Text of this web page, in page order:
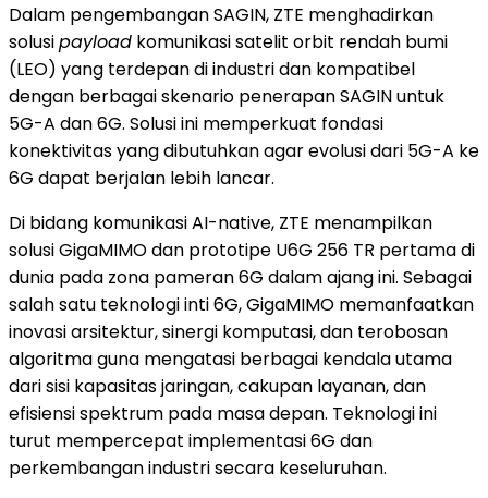
Dalam pengembangan SAGIN, ZTE menghadirkan
solusipayload komunikasi satelit orbit rendah bumi
(LEO) yang terdepan di industri dan kompatibel
dengan berbagai skenario penerapan SAGIN untuk
5G-A dan 6G. Solusi ini memperkuat fondasi
konektivitas yang dibutuhkan agar evolusi dari 5G-A ke
6G dapat berjalan lebih lancar.
Di bidang komunikasi AI-native, ZTE menampilkan
solusi GigaMIMO dan prototipe U6G 256 TR pertama di
dunia pada zona pameran 6G dalam ajang ini. Sebagai
salah satu teknologi inti 6G, GigaMIMO memanfaatkan
inovasi arsitektur, sinergi komputasi, dan terobosan
algoritma guna mengatasi berbagai kendala utama
dari sisi kapasitas jaringan, cakupan layanan, dan
efisiensi spektrum pada masa depan. Teknologi ini
turut mempercepat implementasi 6G dan
perkembangan industri secara keseluruhan.